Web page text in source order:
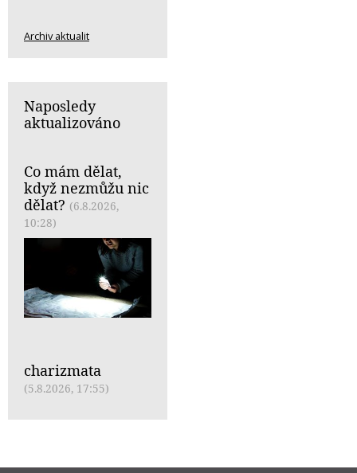
Archiv aktualit
Naposledy
aktualizováno
Co mám dělat,
když nezmůžu nic
dělat? (6.8.2026,
10:28)
charizmata
(5.8.2026, 17:55)